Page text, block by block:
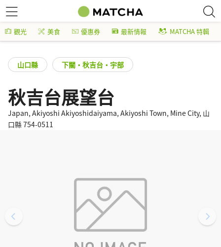
觀光 美食 優惠券 最新情報 MATCHA 特輯
山口縣 下關・秋吉台・宇部
秋吉台展望台
Japan, Akiyoshi Akiyoshidaiyama, Akiyoshi Town, Mine City, 山
口縣 754-0511